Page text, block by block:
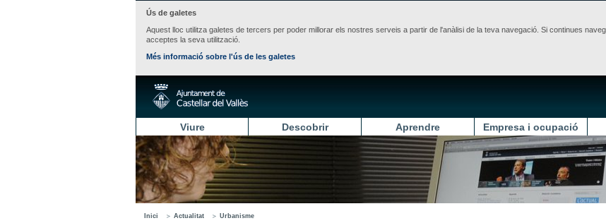
Ús de galetes
Aquest lloc utilitza galetes de tercers per poder millorar els nostres serveis a partir de l'anàlisi de la teva navegació. Si continues
acceptes la seva utilització.
Més informació sobre l'ús de les galetes
Viure Descobrir Aprendre Empresa i ocupació
Inici Actualitat Urbanisme